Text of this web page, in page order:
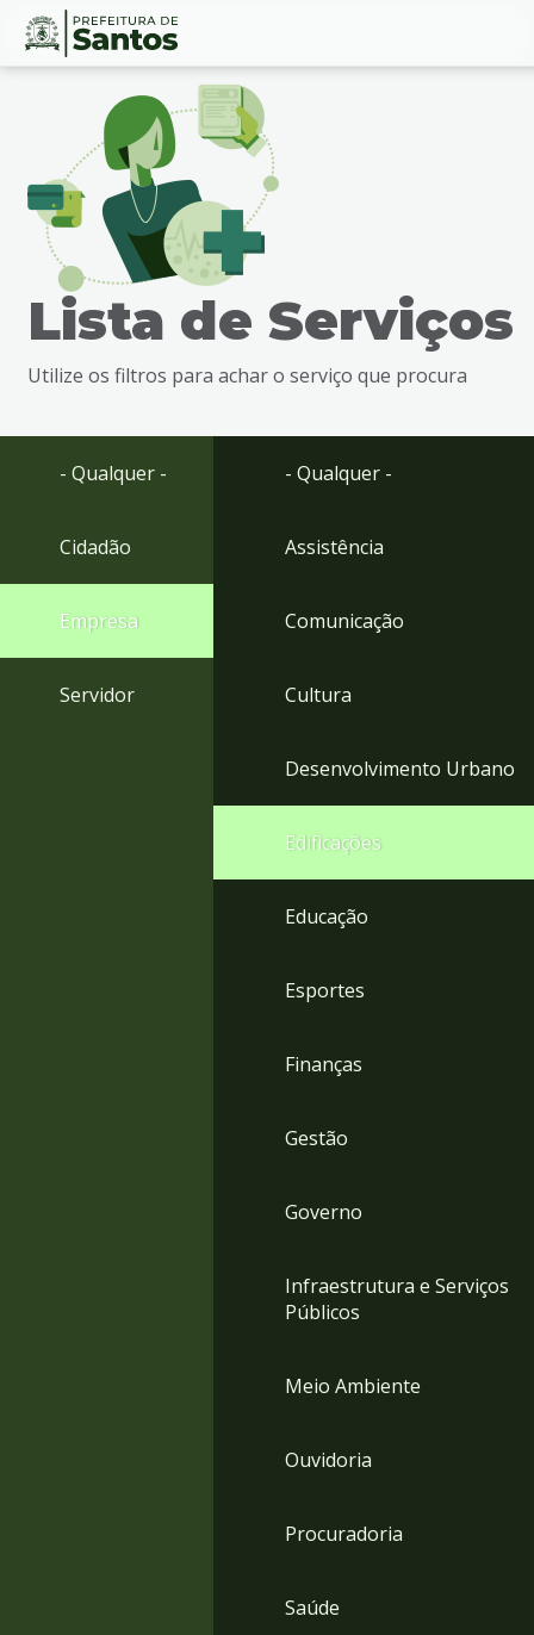
Ir
busca
Ir
Conteúdo
Lista de Serviços
Utilize os filtros para achar o serviço que procura
- Qualquer -
Cidadão
Empresa
Servidor
- Qualquer -
Assistência
Comunicação
Cultura
Desenvolvimento Urbano
Edificações
Educação
Esportes
Finanças
Gestão
Governo
Infraestrutura e Serviços
Públicos
Meio Ambiente
Ouvidoria
Procuradoria
Saúde